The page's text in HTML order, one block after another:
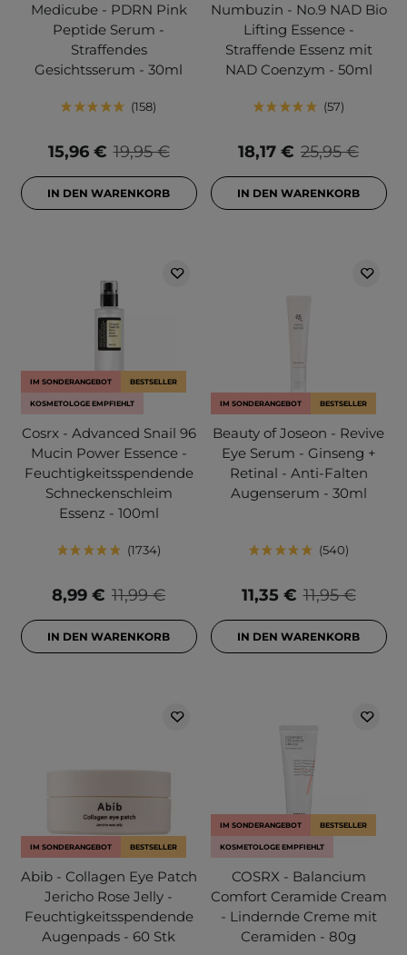
Medicube - PDRN Pink
Peptide Serum -
Straffendes
Gesichtsserum - 30ml
158
19,95 €
15,96 €
IN DEN WARENKORB
Numbuzin - No.9 NAD Bio
Lifting Essence -
Straffende Essenz mit
NAD Coenzym - 50ml
57
25,95 €
18,17 €
IN DEN WARENKORB
IM SONDERANGEBOT BESTSELLER
KOSMETOLOGE EMPFIEHLT
Cosrx - Advanced Snail 96
Mucin Power Essence -
Feuchtigkeitsspendende
Schneckenschleim
Essenz - 100ml
1734
11,99 €
8,99 €
IN DEN WARENKORB
IM SONDERANGEBOT BESTSELLER
Beauty of Joseon - Revive
Eye Serum - Ginseng +
Retinal - Anti-Falten
Augenserum - 30ml
540
11,95 €
11,35 €
IN DEN WARENKORB
IM SONDERANGEBOT BESTSELLER
Abib - Collagen Eye Patch
Jericho Rose Jelly -
Feuchtigkeitsspendende
Augenpads - 60 Stk
IM SONDERANGEBOT BESTSELLER
KOSMETOLOGE EMPFIEHLT
COSRX - Balancium
Comfort Ceramide Cream
- Lindernde Creme mit
Ceramiden - 80g